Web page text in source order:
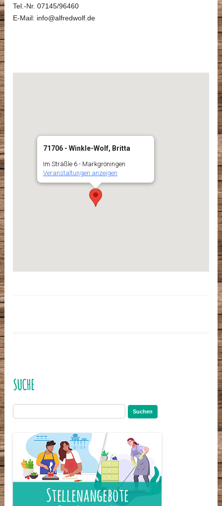
Tel.-Nr. 07145/96460
E-Mail: info@alfredwolf.de
71706 - Winkle-Wolf, Britta
Im Sträßle 6 - Markgröningen
Veranstaltungen anzeigen
SUCHE
nach: